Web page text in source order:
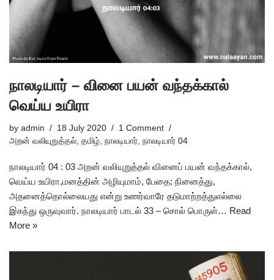
நாலடியார் – வினை பயன் வந்தக்கால்
வெய்ய உயிரா
by admin 18 July 2020
1 Comment
அறன் வலியுறுத்தல், தமிழ், நாலடியார், நாலடியார் 04
நாலடியார் 04 : 03 அறன் வலியுறுத்தல் வினைப் பயன் வந்தக்கால்,
வெய்ய உயிரா,மனத்தின் அழியுமாம், பேதை; நினைத்து,
அதனைத்தொல்லையது என்று உணர்வாரே தடுமாற்றத்துஎல்லை
இகந்து ஒருவுவார். நாலடியார் பாடல் 33 – சொல் பொருள்… Read
More »